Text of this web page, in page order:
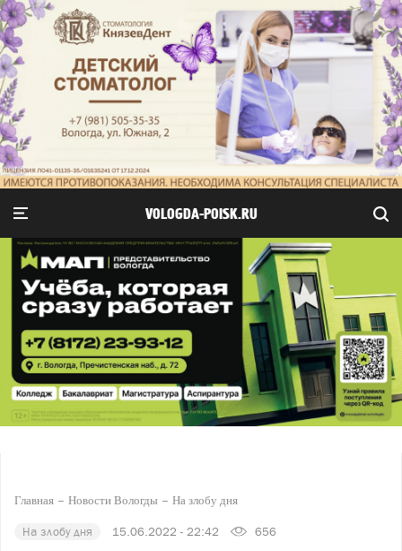
VOLOGDA-POISK.RU
Главная Новости Вологды На злобу дня
На злобу дня 15.06.2022 - 22:42 656